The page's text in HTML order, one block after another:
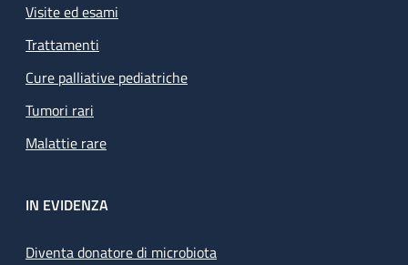
Visite ed esami
Trattamenti
Cure palliative pediatriche
Tumori rari
Malattie rare
IN EVIDENZA
Diventa donatore di microbiota